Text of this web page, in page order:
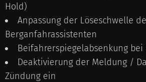
Hold)
Anpassung der Löseschwelle
Berganfahrassistenten
Beifahrerspiegelabsenkung
Deaktivierung der Meldung /
Zündung ein